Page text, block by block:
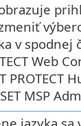
v spodnej
Web
MSP